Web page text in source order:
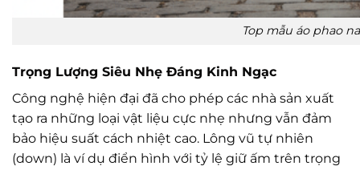
Top mẫu áo phao
Trọng Lượng Siêu Nhẹ Đáng Kinh Ngạc
Công nghệ hiện đại đã cho phép các nhà sản xuất
tạo ra những loại vật liệu cực nhẹ nhưng vẫn đảm
bảo hiệu suất cách nhiệt cao. Lông vũ tự nhiên
(down) là ví dụ điển hình với tỷ lệ giữ ấm trên trọng